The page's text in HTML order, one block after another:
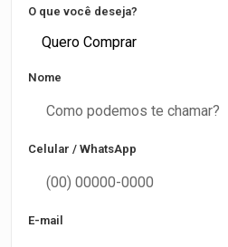
O que você deseja?
Quero Comprar
Nome
Celular / WhatsApp
E-mail